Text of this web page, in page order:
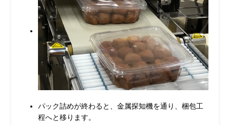
パック詰めが終わると、金属探知機を通り、梱包工
程へと移ります。